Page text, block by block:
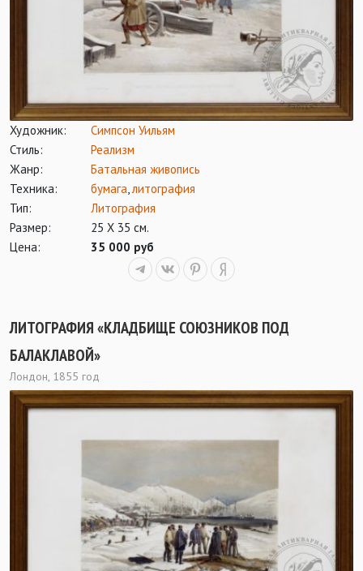
Художник:
Симпсон Уильям
Стиль:
Реализм
Жанр:
Батальная живопись
Техника:
бумага,литография
Тип:
Литография
Размер:
25 Х 35 см.
Цена:
35 000 руб
ЛИТОГРАФИЯ «КЛАДБИЩЕ СОЮЗНИКОВ ПОД
БАЛАКЛАВОЙ»
Лондон, 1855 год